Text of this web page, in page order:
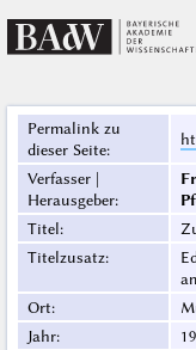
Permalink zu
dieser Seite:
Verfasser |
Herausgeber:
Titel:
Titelzusatz:
Ort:
Jahr: